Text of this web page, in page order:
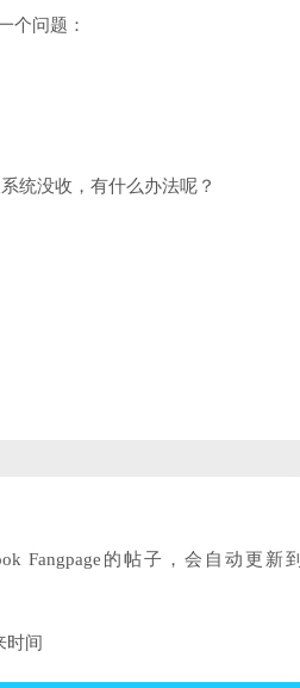
个问题：
统没收，有什么办法呢？
Fangpage的帖子，会自动更新到
时间